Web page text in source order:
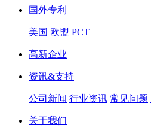
国外专利
美国 欧盟 PCT
高新企业
资讯&支持
公司新闻 行业资讯 常见问题
关于我们